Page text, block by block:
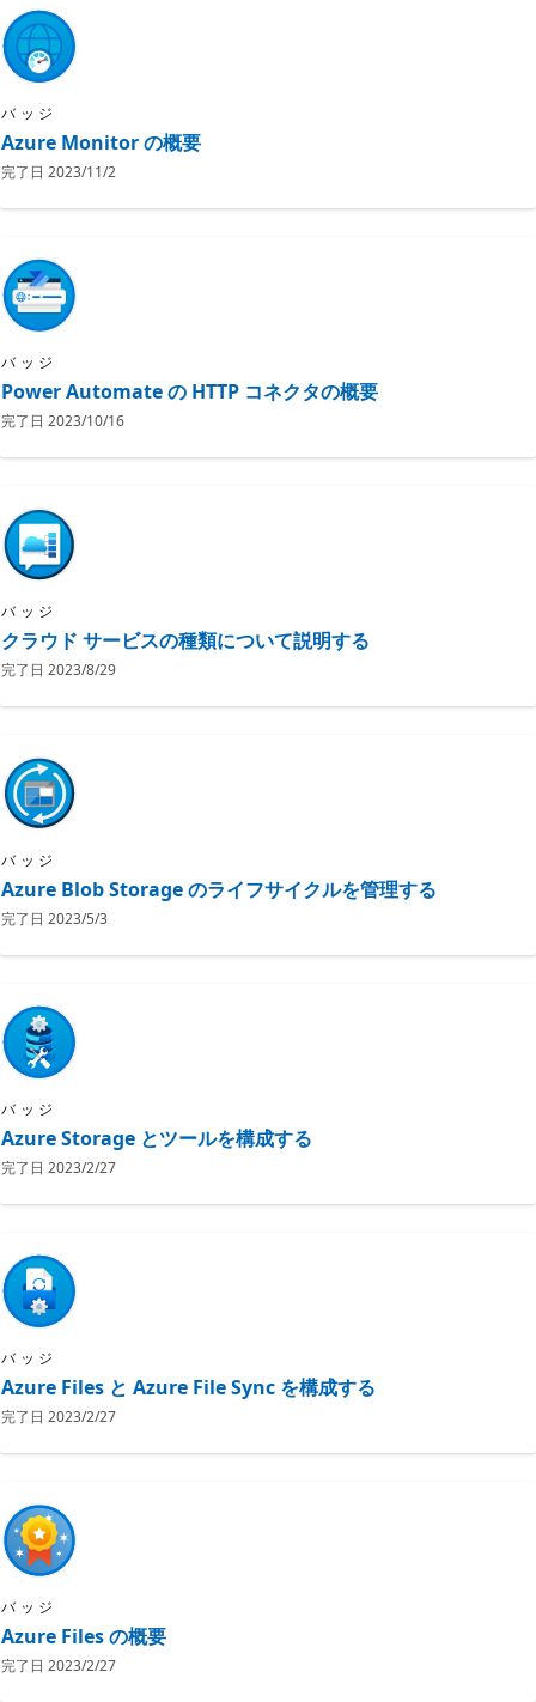
バッジ
Azure Monitor の概要
完了日 2023/11/2
バッジ
Power Automate の HTTP コネクタの概要
完了日 2023/10/16
バッジ
クラウド サービスの種類について説明する
完了日 2023/8/29
バッジ
Azure Blob Storage のライフサイクルを管理する
完了日 2023/5/3
バッジ
Azure Storage とツールを構成する
完了日 2023/2/27
バッジ
Azure Files と Azure File Sync を構成する
完了日 2023/2/27
バッジ
Azure Files の概要
完了日 2023/2/27